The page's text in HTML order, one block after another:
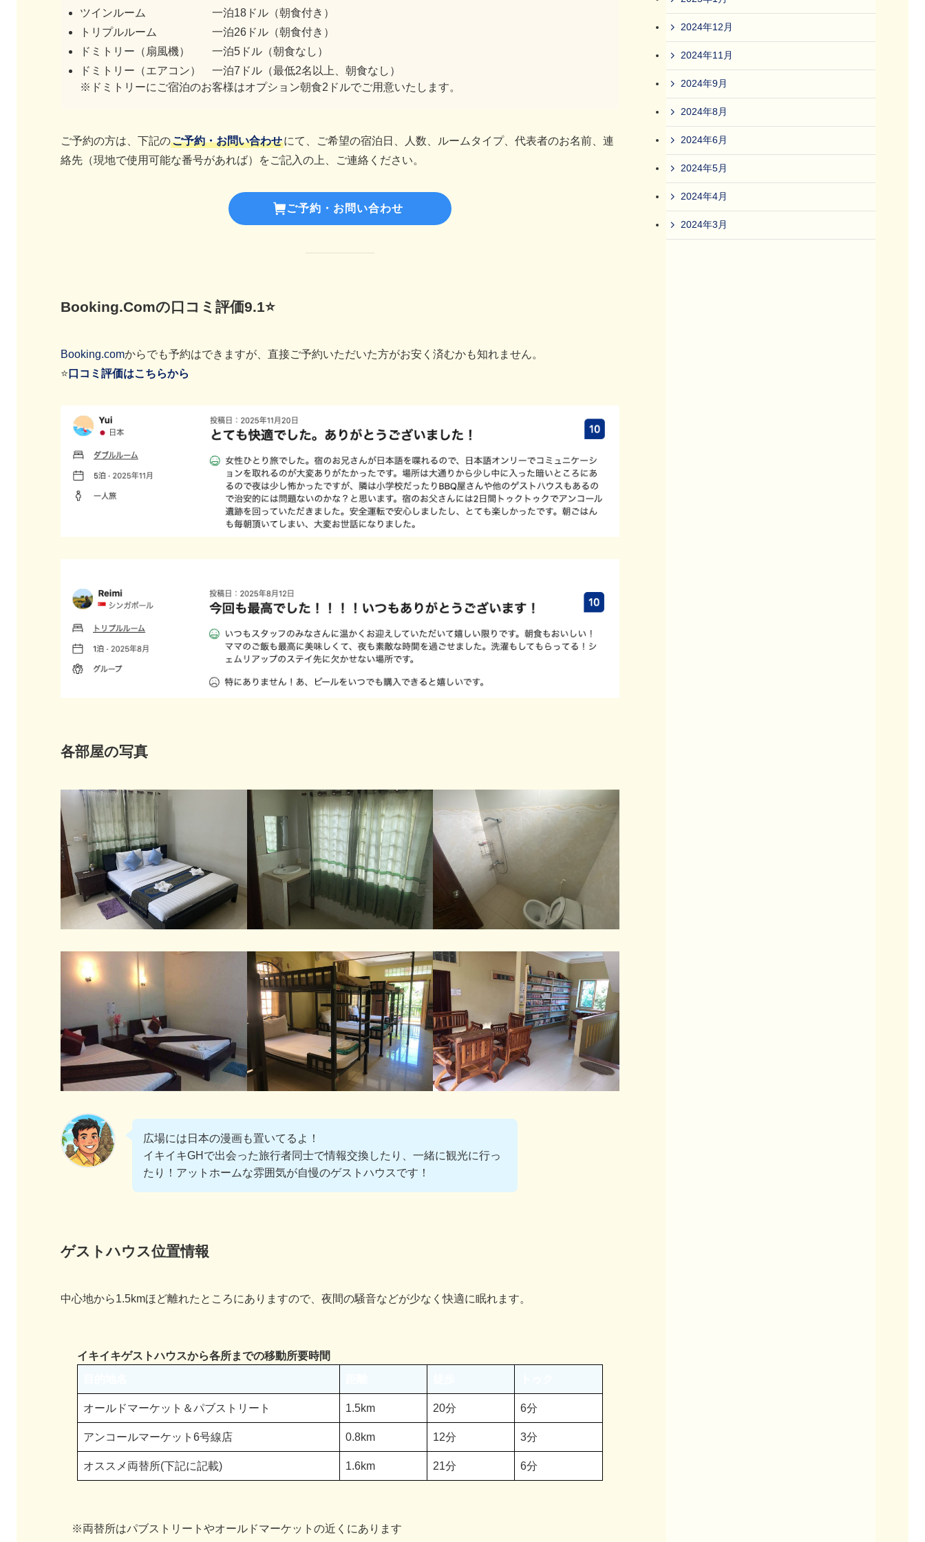
ツインルーム 一泊18ドル（朝食付き）
トリプルルーム 一泊26ドル（朝食付き）
ドミトリー（扇風機） 一泊5ドル（朝食なし）
ドミトリー（エアコン） 一泊7ドル（最低2名以上、朝食なし）
※ドミトリーにご宿泊のお客様はオプション朝食2ドルでご用意いたします。
ご予約の方は、下記のご予約・お問い合わせにて、ご希望の宿泊日、人数、ルームタイプ、代表者のお名前、連
絡先（現地で使用可能な番号があれば）をご記入の上、ご連絡ください。
ご予約・お問い合わせ
Booking.Comの口コミ評価9.1⭐️
Booking.comからでも予約はできますが、直接ご予約いただいた方がお安く済むかも知れません。
⭐️ 口コミ評価はこちらから
各部屋の写真
広場には日本の漫画も置いてるよ！
イキイキGHで出会った旅行者同士で情報交換したり、一緒に観光に行っ
たり！アットホームな雰囲気が自慢のゲストハウスです！
ゲストハウス位置情報
中心地から1.5kmほど離れたところにありますので、夜間の騒音などが少なく快適に眠れます。
イキイキゲストハウスから各所までの移動所要時間
オールドマーケット＆パブストリート 1.5km 20分 6分
アンコールマーケット6号線店 0.8km 12分 3分
オススメ両替所(下記に記載) 1.6km 21分 6分
※両替所はパブストリートやオールドマーケットの近くにあります
2024年12月
2024年11月
2024年9月
2024年8月
2024年6月
2024年5月
2024年4月
2024年3月